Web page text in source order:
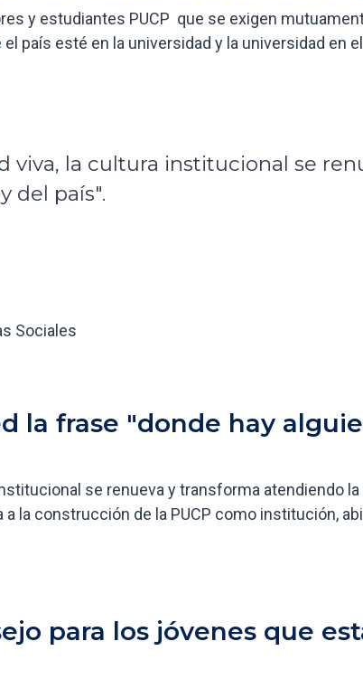
y estudiantes PUCP que se exigen
país esté en la universidad y la universidad en
viva, la cultura institucional se
del país".
Sociales
la frase "donde hay
se renueva y transforma atendiendo
la construcción de la PUCP como institución,
para los jóvenes que